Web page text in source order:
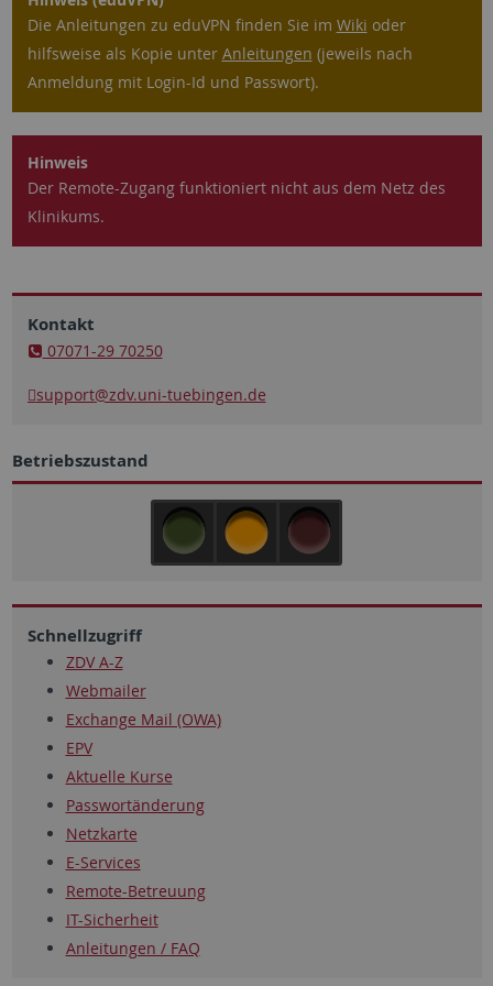
Die Anleitungen zu eduVPN finden Sie im Wiki oder
hilfsweise als Kopie unter Anleitungen (jeweils nach
Anmeldung mit Login-Id und Passwort).
Hinweis
Der Remote-Zugang funktioniert nicht aus dem Netz des
Klinikums.
Kontakt
07071-29 70250
support@zdv.uni-tuebingen.de
Betriebszustand
Schnellzugriff
ZDV A-Z
Webmailer
Exchange Mail (OWA)
EPV
Aktuelle Kurse
Passwortänderung
Netzkarte
E-Services
Remote-Betreuung
IT-Sicherheit
Anleitungen / FAQ